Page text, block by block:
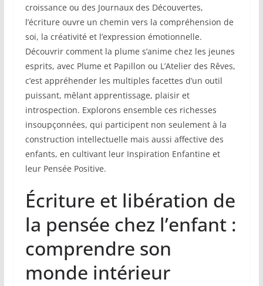
croissance ou des Journaux des Découvertes,
l’écriture ouvre un chemin vers la compréhension de
soi, la créativité et l’expression émotionnelle.
Découvrir comment la plume s’anime chez les jeunes
esprits, avec Plume et Papillon ou L’Atelier des Rêves,
c’est appréhender les multiples facettes d’un outil
puissant, mêlant apprentissage, plaisir et
introspection. Explorons ensemble ces richesses
insoupçonnées, qui participent non seulement à la
construction intellectuelle mais aussi affective des
enfants, en cultivant leur Inspiration Enfantine et
leur Pensée Positive.
Écriture et libération de
la pensée chez l’enfant :
comprendre son
monde intérieur